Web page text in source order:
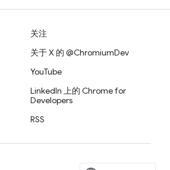
关注
关于 X 的 @ChromiumDev
YouTube
LinkedIn 上的 Chrome for
Developers
RSS